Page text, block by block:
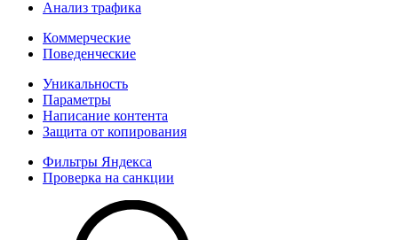
Анализ трафика
Коммерческие
Поведенческие
Уникальность
Параметры
Написание контента
Защита от копирования
Фильтры Яндекса
Проверка на санкции